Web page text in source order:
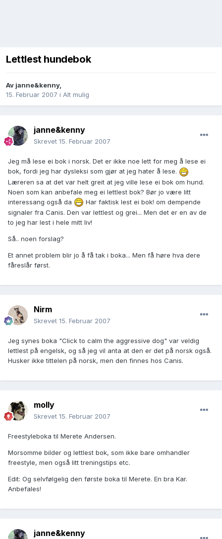
Lettlest hundebok
Av janne&kenny,
15. Februar 2007 i Alt mulig
janne&kenny
Skrevet 15. Februar 2007
Jeg må lese ei bok i norsk. Det er ikke noe lett for meg å lese ei
bok, fordi jeg har dysleksi som gjør at jeg hater å lese.
Læreren sa at det var helt greit at jeg ville lese ei bok om hund.
Noen som kan anbefale meg ei lettlest bok? Bør jo være litt
interessang også da
Har faktisk lest ei bok! om dempende
signaler fra Canis. Den var lettlest og grei... Men det er en av de
to jeg har lest i hele mitt liv!
Så.. noen forslag?
Et annet problem blir jo å få tak i boka... Men få høre hva dere
fåreslår først.
Nirm
Skrevet 15. Februar 2007
Jeg synes boka "Click to calm the aggressive dog" var veldig
lettlest på engelsk, og så jeg vil anta at den er det på norsk også.
Husker ikke tittelen på norsk, men den finnes hos Canis.
molly
Skrevet 15. Februar 2007
Freestyleboka til Merete Andersen.
Morsomme bilder og lettlest bok, som ikke bare omhandler
freestyle, men også litt treningstips etc.
Edit: Og selvfølgelig den første boka til Merete. En bra Kar.
Anbefales!
janne&kenny